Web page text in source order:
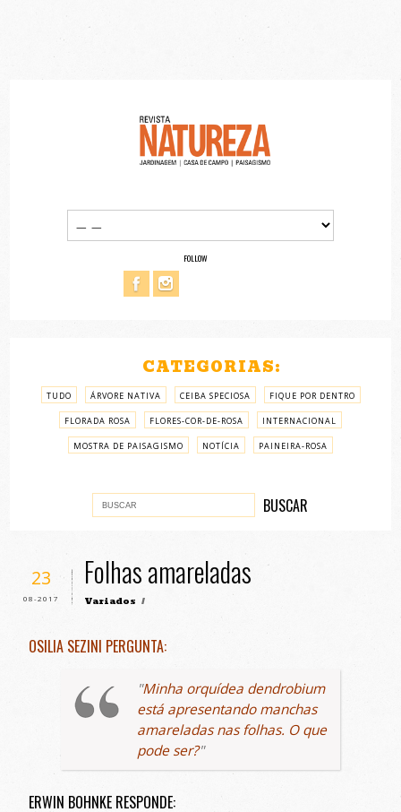
FOLLOW
CATEGORIAS:
TUDO ÁRVORE NATIVA CEIBA SPECIOSA FIQUE POR DENTRO
FLORADA ROSA FLORES-COR-DE-ROSA INTERNACIONAL
MOSTRA DE PAISAGISMO NOTÍCIA PAINEIRA-ROSA
23
08-2017
Folhas amareladas
Variados /
OSILIA SEZINI PERGUNTA:
Minha orquídea dendrobium
está apresentando manchas
amareladas nas folhas. O que
pode ser?
ERWIN BOHNKE RESPONDE: